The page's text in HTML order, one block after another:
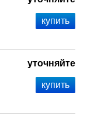
уточняйте